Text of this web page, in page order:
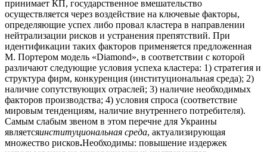
принимает КП, государственное вмешательство
осуществляется через воздействие на ключевые факторы,
определяющие успех либо провал кластера в направлении
нейтрализации рисков и устранения препятствий. При
идентификации таких факторов применяется предложенная
М. Портером модель «Diamond», в соответствии с которой
различают следующие условия успеха кластера: 1) стратегия и
структура фирм, конкуренция (институциональная среда); 2)
наличие сопутствующих отраслей; 3) наличие необходимых
факторов производства; 4) условия спроса (соответствие
мировым тенденциям, наличие внутреннего потребителя).
Самым слабым звеном в этом перечне для Украины
являетсяинституциональная среда, актуализирующая
множество рисков.Необходимы: повышение издержек